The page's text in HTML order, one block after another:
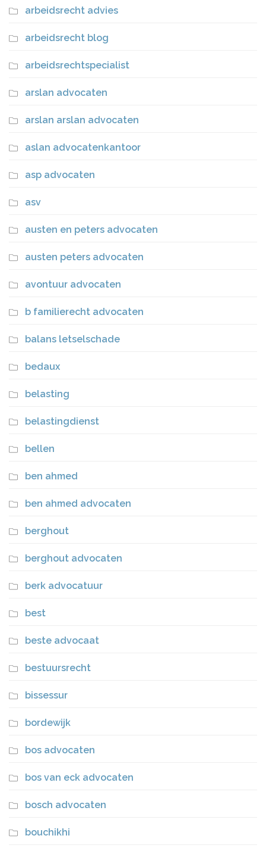
arbeidsrecht advies
arbeidsrecht blog
arbeidsrechtspecialist
arslan advocaten
arslan arslan advocaten
aslan advocatenkantoor
asp advocaten
asv
austen en peters advocaten
austen peters advocaten
avontuur advocaten
b familierecht advocaten
balans letselschade
bedaux
belasting
belastingdienst
bellen
ben ahmed
ben ahmed advocaten
berghout
berghout advocaten
berk advocatuur
best
beste advocaat
bestuursrecht
bissessur
bordewijk
bos advocaten
bos van eck advocaten
bosch advocaten
bouchikhi